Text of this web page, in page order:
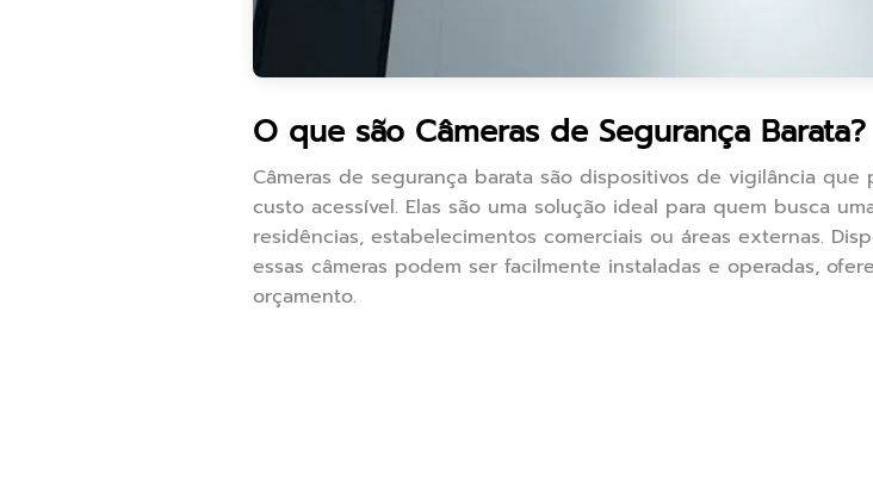
O que são Câmeras de Segurança Barata?
Câmeras de segurança barata são dispositivos de vigilância
custo acessível. Elas são uma solução ideal para quem busca
residências, estabelecimentos comerciais ou áreas externas.
essas câmeras podem ser facilmente instaladas e operadas,
orçamento.